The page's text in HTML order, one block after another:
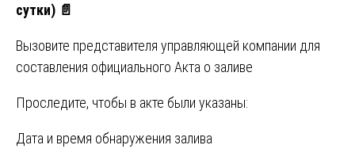
сутки) 📄
Вызовите представителя управляющей компании для
составления официального Акта о заливе
Проследите, чтобы в акте были указаны:
Дата и время обнаружения залива